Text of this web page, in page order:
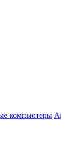
компьютеры